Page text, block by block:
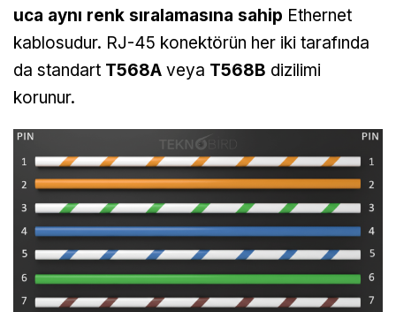
uca aynı renk sıralamasına sahip Ethernet
kablosudur. RJ-45 konektörün her iki tarafında
da standart T568A veya T568B dizilimi
korunur.